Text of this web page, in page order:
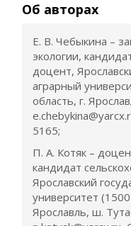
Об авторах
Е. В. Чебыкина –
экологии,
доцент,
аграрный
область, г.
5165;
П. А. Котяк –
кандидат
Ярославский
университет
Ярославль, ш.